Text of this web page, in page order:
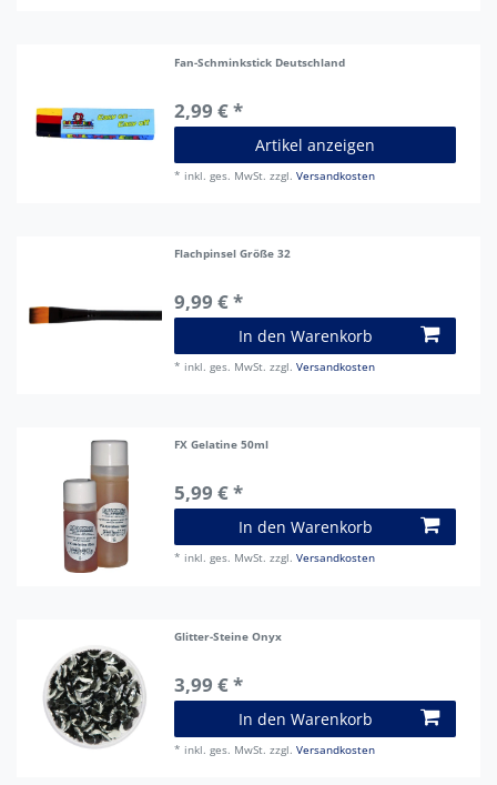
Fan-Schminkstick Deutschland
2,99 € *
Artikel anzeigen
* inkl. ges. MwSt. zzgl.Versandkosten
Flachpinsel Größe 32
9,99 € *
In den Warenkorb
* inkl. ges. MwSt. zzgl.Versandkosten
FX Gelatine 50ml
5,99 € *
In den Warenkorb
* inkl. ges. MwSt. zzgl.Versandkosten
Glitter-Steine Onyx
3,99 € *
In den Warenkorb
* inkl. ges. MwSt. zzgl.Versandkosten